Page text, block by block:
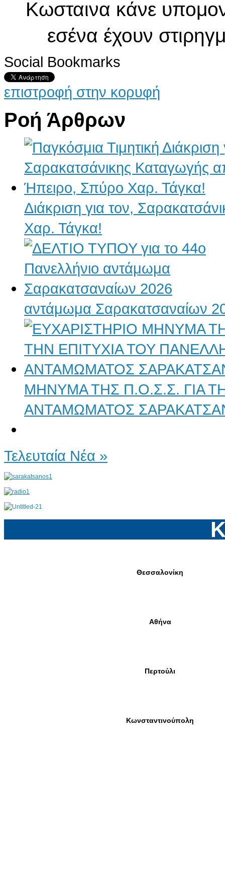
Κωσταινα κάνε
εσένα έχουν
Social Bookmarks
επιστροφή στην κορυφή
Ροή Άρθρων
Διάκριση για τον,
Χαρ. Τάγκα!
αντάμωμα Σαρακατσαναίων
ΜΗΝΥΜΑ ΤΗΣ Π.Ο.Σ.Σ. ΓΙΑ
ΑΝΤΑΜΩΜΑΤΟΣ
Τελευταία Νέα »